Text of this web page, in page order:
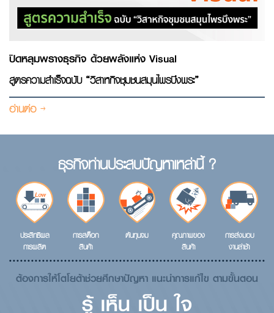
ปิดหลุมพรางธุรกิจ ด้วยพลังแห่ง Visual
สูตรความสำเร็จฉบับ “วิสาหกิจชุมชนสมุนไพรบึงพระ”
อ่านต่อ
ธุรกิจท่านประสบปัญหาเหล่านี้ ?
ประสิทธิผล
การผลิต
การสต็อก
สินค้า
ต้นทุนจม
คุณภาพของ
สินค้า
การส่งมอบ
งานล่าช้า
ต้องการให้โตโยต้าช่วยศึกษาปัญหา แนะนำการแก้ไข ตามขั้นตอน
รู้ เห็น เป็น ใจ